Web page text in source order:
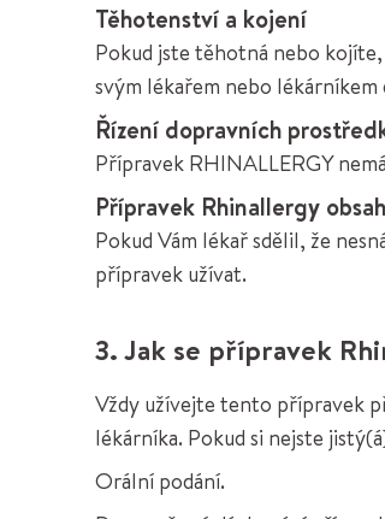
Těhotenství a kojení
Pokud jste těhotná nebo
svým lékařem nebo
Řízení dopravních
Přípravek RHINALLERGY
Přípravek Rhinallergy
Pokud Vám lékař sdělil, že
přípravek užívat.
3. Jak se přípravek
Vždy užívejte tento přípravek
lékárníka. Pokud si nejste
Orální podání.